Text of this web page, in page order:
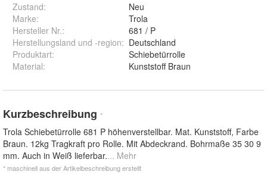
Zustand:
Neu
Marke:
Trola
Hersteller Nr.:
681 / P
Herstellungsland und -region: Deutschland
Produktart:
Schiebetürrolle
Material: Kunststoff Braun
Kurzbeschreibung *
Trola Schiebetürrolle 681 P höhenverstellbar. Mat. Kunststoff, Farbe
Braun. 12kg Tragkraft pro Rolle. Mit Abdeckrand. Bohrmaße 35 30 9
mm. Auch in Weiß lieferbar.... Mehr
* maschinell aus der Artikelbeschreibung erstellt